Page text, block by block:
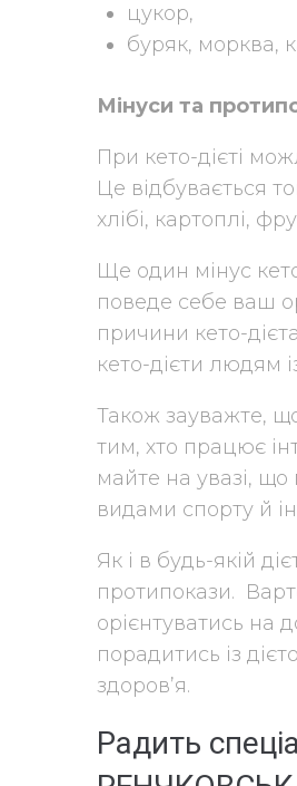
цукор,
буряк, морква,
Мінуси та
При кето-дієті
Це відбувається
хлібі, картоплі,
Ще один мінус
поведе себе ваш
причини кето-
кето-дієти людям
Також зауважте,
тим, хто працює
майте на увазі,
видами спорту й
Як і в будь-якій
протипокази.
орієнтуватись на
порадитись із
здоров’я.
Радить